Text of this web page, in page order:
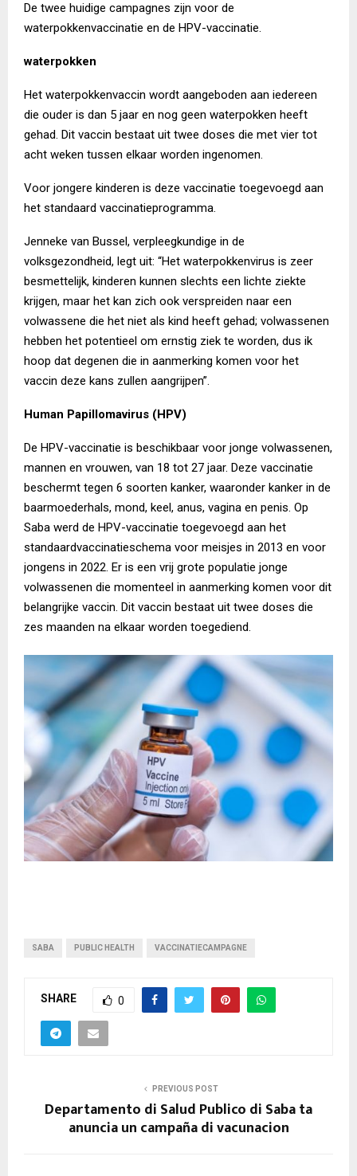
De twee huidige campagnes zijn voor de
waterpokkenvaccinatie en de HPV-vaccinatie.
waterpokken
Het waterpokkenvaccin wordt aangeboden aan iedereen
die ouder is dan 5 jaar en nog geen waterpokken heeft
gehad. Dit vaccin bestaat uit twee doses die met vier tot
acht weken tussen elkaar worden ingenomen.
Voor jongere kinderen is deze vaccinatie toegevoegd aan
het standaard vaccinatieprogramma.
Jenneke van Bussel, verpleegkundige in de
volksgezondheid, legt uit: “Het waterpokkenvirus is zeer
besmettelijk, kinderen kunnen slechts een lichte ziekte
krijgen, maar het kan zich ook verspreiden naar een
volwassene die het niet als kind heeft gehad; volwassenen
hebben het potentieel om ernstig ziek te worden, dus ik
hoop dat degenen die in aanmerking komen voor het
vaccin deze kans zullen aangrijpen”.
Human Papillomavirus (HPV)
De HPV-vaccinatie is beschikbaar voor jonge volwassenen,
mannen en vrouwen, van 18 tot 27 jaar. Deze vaccinatie
beschermt tegen 6 soorten kanker, waaronder kanker in de
baarmoederhals, mond, keel, anus, vagina en penis. Op
Saba werd de HPV-vaccinatie toegevoegd aan het
standaardvaccinatieschema voor meisjes in 2013 en voor
jongens in 2022. Er is een vrij grote populatie jonge
volwassenen die momenteel in aanmerking komen voor dit
belangrijke vaccin. Dit vaccin bestaat uit twee doses die
zes maanden na elkaar worden toegediend.
SABA PUBLIC HEALTH VACCINATIECAMPAGNE
SHARE 0
PREVIOUS POST
Departamento di Salud Publico di Saba ta
anuncia un campaña di vacunacion